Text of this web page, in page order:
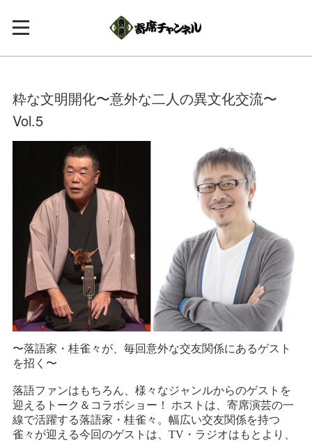
粋な文明開化〜意外な二人の異文化交流〜
Vol.5